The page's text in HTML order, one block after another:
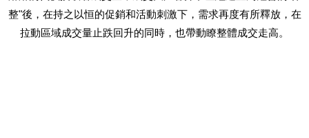
整"後，在持之以恒的促銷和活動刺激下，需求再度有所釋放，在
拉動區域成交量止跌回升的同時，也帶動瞭整體成交走高。